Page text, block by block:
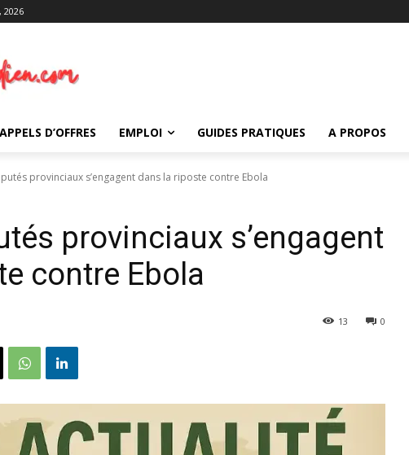
APPELS D’OFFRES EMPLOI GUIDES PRATIQUES A PROPOS
provinciaux s’engagent dans la riposte contre Ebola
provinciaux s’engagent
contre Ebola
0
13